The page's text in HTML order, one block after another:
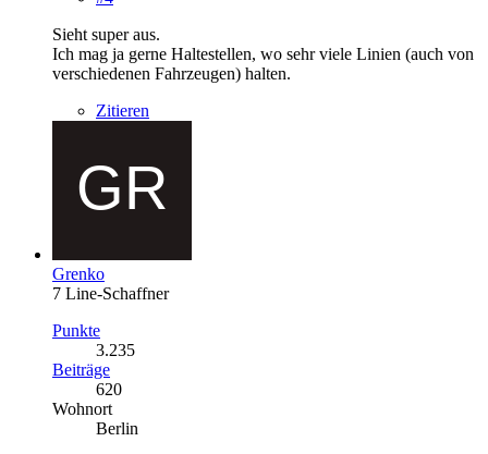
Sieht super aus.
Ich mag ja gerne Haltestellen, wo sehr viele Linien (auch von
verschiedenen Fahrzeugen) halten.
Zitieren
Grenko
7 Line-Schaffner
Punkte
3.235
Beiträge
620
Wohnort
Berlin